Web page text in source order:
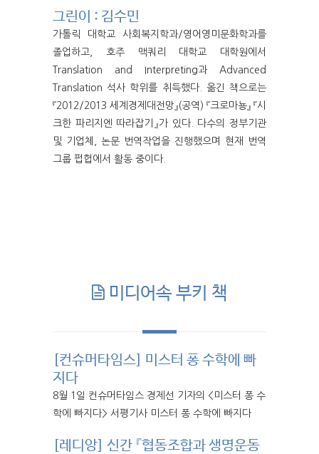
그린이 : 김수민
가톨릭 대학교 사회복지학과/영어영미문화학과를
졸업하고, 호주 맥쿼리 대학교 대학원에서
Translation and Interpreting과 Advanced
Translation 석사 학위를 취득했다. 옮긴 책으로는
『2012/2013 세계경제대전망』(공역) 『크로마뇽』 『시
크한 파리지엔 따라잡기』가 있다. 다수의 정부기관
및 기업체, 논문 번역작업을 진행했으며 현재 번역
그룹 펍헙에서 활동 중이다.
미디어속 부키 책
[컨슈머타임스] 미스터 퐁 수학에 빠
지다
8월 1일 컨슈머타임스 경제선 기자의 <미스터 퐁 수
학에 빠지다> 서평기사 미스터 퐁 수학에 빠지다
[레디앙] 신간 『협동조합과 생명운동